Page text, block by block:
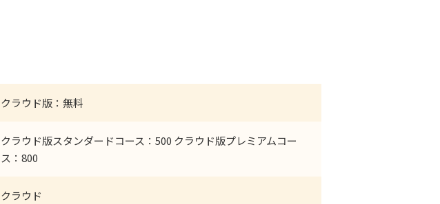
クラウド版：無料
クラウド版スタンダードコース：500 クラウド版プレミアムコー
ス：800
クラウド